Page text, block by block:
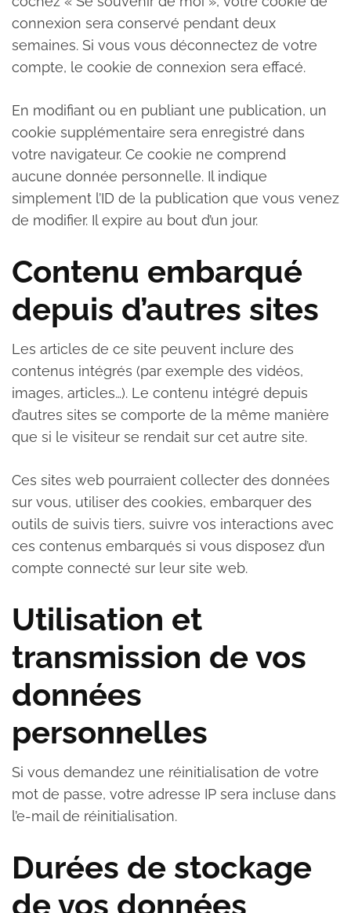
connexion sera conservé pendant deux
semaines. Si vous vous déconnectez de votre
compte, le cookie de connexion sera effacé.
En modifiant ou en publiant une publication, un
cookie supplémentaire sera enregistré dans
votre navigateur. Ce cookie ne comprend
aucune donnée personnelle. Il indique
simplement l’ID de la publication que vous venez
de modifier. Il expire au bout d’un jour.
Contenu embarqué
depuis d’autres sites
Les articles de ce site peuvent inclure des
contenus intégrés (par exemple des vidéos,
images, articles…). Le contenu intégré depuis
d’autres sites se comporte de la même manière
que si le visiteur se rendait sur cet autre site.
Ces sites web pourraient collecter des données
sur vous, utiliser des cookies, embarquer des
outils de suivis tiers, suivre vos interactions avec
ces contenus embarqués si vous disposez d’un
compte connecté sur leur site web.
Utilisation et
transmission de vos
données
personnelles
Si vous demandez une réinitialisation de votre
mot de passe, votre adresse IP sera incluse dans
l’e-mail de réinitialisation.
Durées de stockage
de vos données